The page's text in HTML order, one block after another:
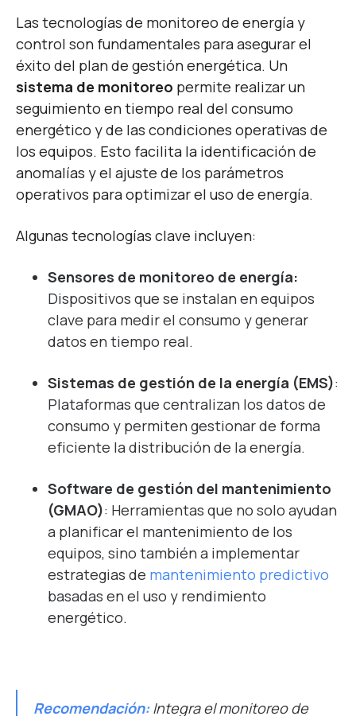
Las tecnologías de monitoreo de energía y
control son fundamentales para asegurar el
éxito del plan de gestión energética. Un
sistema de monitoreo permite realizar un
seguimiento en tiempo real del consumo
energético y de las condiciones operativas de
los equipos. Esto facilita la identificación de
anomalías y el ajuste de los parámetros
operativos para optimizar el uso de energía.
Algunas tecnologías clave incluyen:
Sensores de monitoreo de energía:
Dispositivos que se instalan en equipos
clave para medir el consumo y generar
datos en tiempo real.
Sistemas de gestión de la energía (EMS):
Plataformas que centralizan los datos de
consumo y permiten gestionar de forma
eficiente la distribución de la energía.
Software de gestión del mantenimiento
(GMAO): Herramientas que no solo ayudan
a planificar el mantenimiento de los
equipos, sino también a implementar
estrategias de mantenimiento predictivo
basadas en el uso y rendimiento
energético.
Recomendación:Integra el monitoreo de